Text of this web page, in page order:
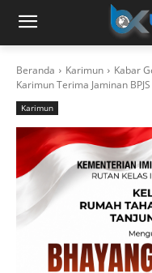
Beranda Karimun
Kabar
Karimun Terima Jaminan
Karimun